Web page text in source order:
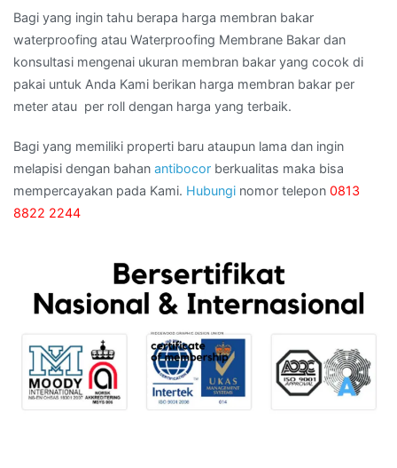
Bagi yang ingin tahu berapa harga membran bakar
waterproofing atau Waterproofing Membrane Bakar dan
konsultasi mengenai ukuran membran bakar yang cocok di
pakai untuk Anda Kami berikan harga membran bakar per
meter atau per roll dengan harga yang terbaik.
Bagi yang memiliki properti baru ataupun lama dan ingin
melapisi dengan bahan antibocor berkualitas maka bisa
mempercayakan pada Kami. Hubungi nomor telepon 0813
8822 2244